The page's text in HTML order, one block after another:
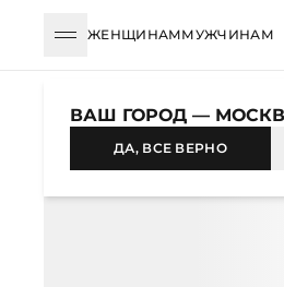
ЖЕНЩИНАММУЖЧИНАМ
ВАШ ГОРОД —
ДА, ВСЕ ВЕРНО